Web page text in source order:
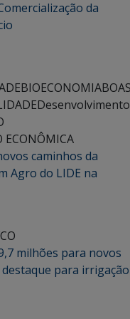
da
BIOECONOMIA
Desenvolvimento
ECONÔMICA
caminhos da
Agro do LIDE na
milhões para novos
para irrigação